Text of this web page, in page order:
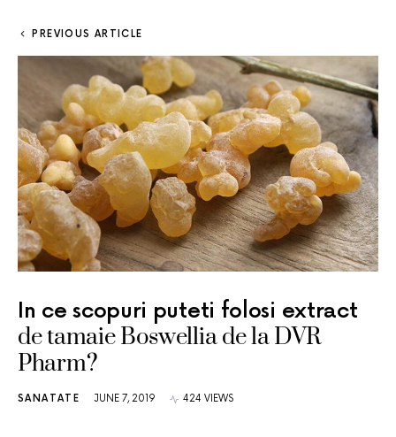
PREVIOUS ARTICLE
In ce scopuri puteti folosi extract
de tamaie Boswellia de la DVR
Pharm?
SANATATE JUNE 7, 2019 424 VIEWS